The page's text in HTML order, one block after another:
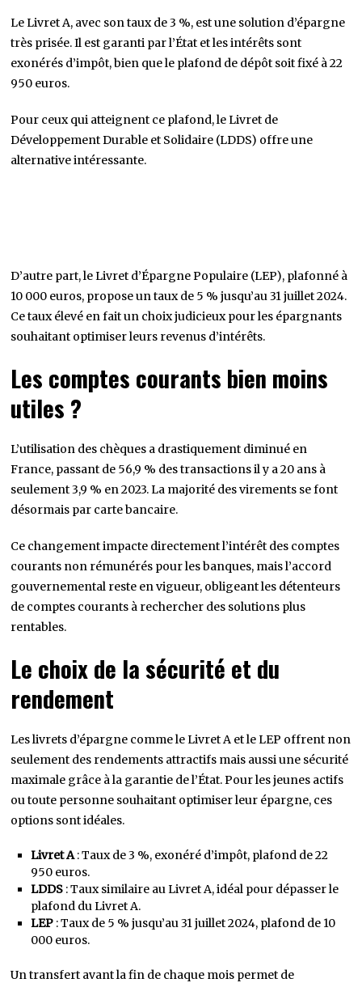
Le Livret A, avec son taux de 3 %, est une solution d’épargne
très prisée. Il est garanti par l’État et les intérêts sont
exonérés d’impôt, bien que le plafond de dépôt soit fixé à 22
950 euros.
Pour ceux qui atteignent ce plafond, le Livret de
Développement Durable et Solidaire (LDDS) offre une
alternative intéressante.
D’autre part, le Livret d’Épargne Populaire (LEP), plafonné à
10 000 euros, propose un taux de 5 % jusqu’au 31 juillet 2024.
Ce taux élevé en fait un choix judicieux pour les épargnants
souhaitant optimiser leurs revenus d’intérêts.
Les comptes courants bien moins
utiles ?
L’utilisation des chèques a drastiquement diminué en
France, passant de 56,9 % des transactions il y a 20 ans à
seulement 3,9 % en 2023. La majorité des virements se font
désormais par carte bancaire.
Ce changement impacte directement l’intérêt des comptes
courants non rémunérés pour les banques, mais l’accord
gouvernemental reste en vigueur, obligeant les détenteurs
de comptes courants à rechercher des solutions plus
rentables.
Le choix de la sécurité et du
rendement
Les livrets d’épargne comme le Livret A et le LEP offrent non
seulement des rendements attractifs mais aussi une sécurité
maximale grâce à la garantie de l’État. Pour les jeunes actifs
ou toute personne souhaitant optimiser leur épargne, ces
options sont idéales.
Livret A: Taux de 3 %, exonéré d’impôt, plafond de 22
950 euros.
LDDS: Taux similaire au Livret A, idéal pour dépasser le
plafond du Livret A.
LEP: Taux de 5 % jusqu’au 31 juillet 2024, plafond de 10
000 euros.
Un transfert avant la fin de chaque mois permet de